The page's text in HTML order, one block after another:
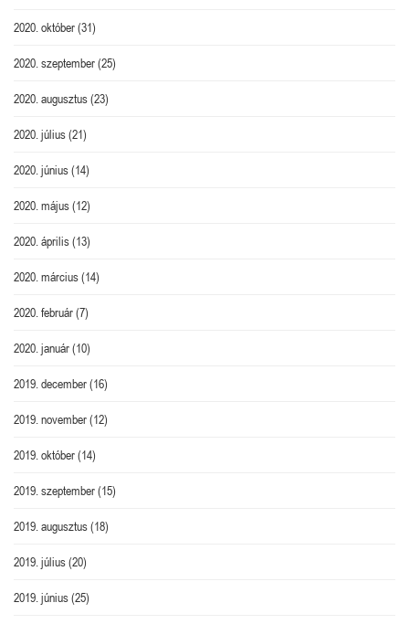
2020. október(31)
2020. szeptember(25)
2020. augusztus(23)
2020. július(21)
2020. június(14)
2020. május(12)
2020. április(13)
2020. március(14)
2020. február(7)
2020. január(10)
2019. december(16)
2019. november(12)
2019. október(14)
2019. szeptember(15)
2019. augusztus(18)
2019. július(20)
2019. június(25)